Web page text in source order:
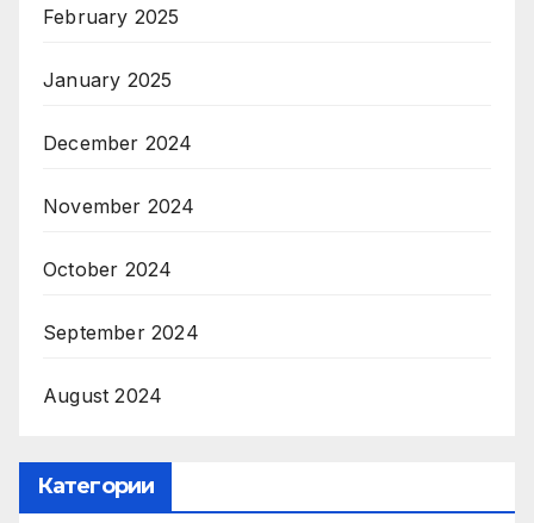
February 2025
January 2025
December 2024
November 2024
October 2024
September 2024
August 2024
Категории